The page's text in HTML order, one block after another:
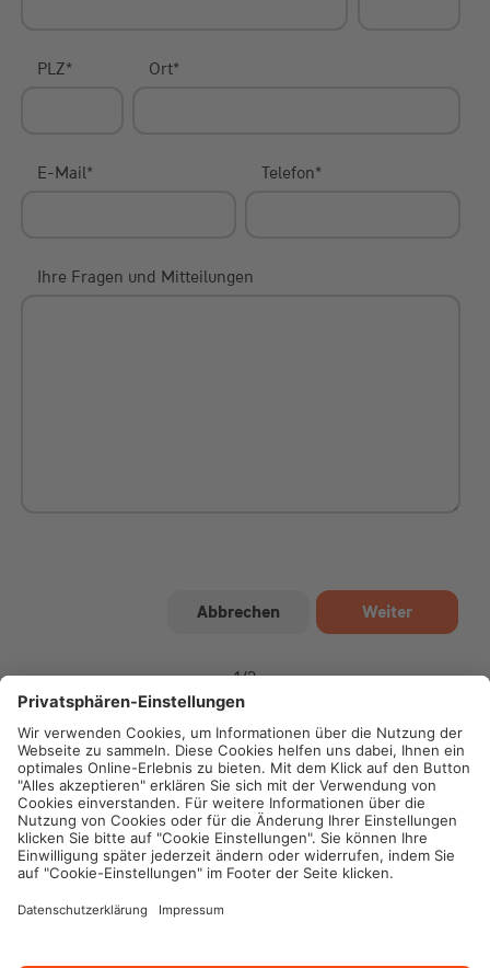
PLZ* Ort*
E-Mail* Telefon*
Ihre Fragen und Mitteilungen
1/2
Impressum
Datenschutz
Cookie-Einstellungen